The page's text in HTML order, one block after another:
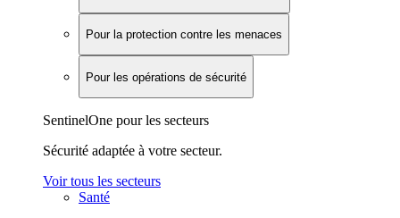
Pour la protection contre les menaces
Pour les opérations de sécurité
SentinelOne pour les secteurs
Sécurité adaptée à votre secteur.
Voir tous les secteurs
Santé